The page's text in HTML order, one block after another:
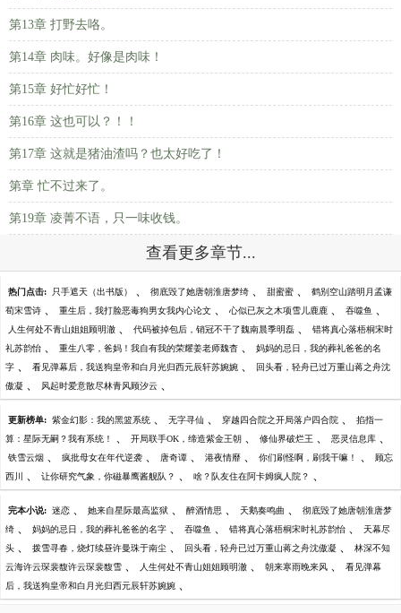
第13章 打野去咯。
第14章 肉味。好像是肉味！
第15章 好忙好忙！
第16章 这也可以？！！
第17章 这就是猪油渣吗？也太好吃了！
第章 忙不过来了。
第19章 凌菁不语，只一味收钱。
查看更多章节...
热门点击: 只手遮天（出书版） 、 彻底毁了她唐朝淮唐梦绮 、 甜蜜蜜 、 鹤别空山踏明月孟谦
荀宋雪诗 、 重生后，我打脸恶毒狗男女我内心论文 、 心似已灰之木项雪儿鹿鹿 、 吞噬鱼 、
人生何处不青山姐姐顾明澈 、 代码被掉包后，销冠不干了魏南晨季明磊 、 错将真心落梧桐宋时
礼苏韵怡 、 重生八零，爸妈！我自有我的荣耀姜老师魏杳 、 妈妈的忌日，我的葬礼爸爸的名
字 、 看见弹幕后，我送狗皇帝和白月光归西元辰轩苏婉婉 、 回头看，轻舟已过万重山蒋之舟沈
傲凝 、 风起时爱意散尽林青风顾汐云 、
更新榜单: 紫金幻影：我的黑篮系统 、 无字寻仙 、 穿越四合院之开局落户四合院 、 掐指一
算：星际无嗣？我有系统！ 、 开局联手OK，缔造紫金王朝 、 修仙界破烂王 、 恶灵信息库 、
铁雪云烟 、 疯批母女在年代逆袭 、 唐奇谭 、 港夜情靡 、 你们刷怪啊，刷我干嘛！ 、 顾忘
西川 、 让你研究气象，你磁暴鹰酱舰队？ 、 啥？队友住在阿卡姆疯人院？ 、
完本小说: 迷恋 、 她来自星际最高监狱 、 醉酒情思 、 天鹅奏鸣曲 、 彻底毁了她唐朝淮唐梦
绮 、 妈妈的忌日，我的葬礼爸爸的名字 、 吞噬鱼 、 错将真心落梧桐宋时礼苏韵怡 、 天幕尽
头 、 拨雪寻春，烧灯续昼许曼珠于南尘 、 回头看，轻舟已过万重山蒋之舟沈傲凝 、 林深不知
云海许云琛裴馥许云琛裴馥雪 、 人生何处不青山姐姐顾明澈 、 朝来寒雨晚来风 、 看见弹幕
后，我送狗皇帝和白月光归西元辰轩苏婉婉 、